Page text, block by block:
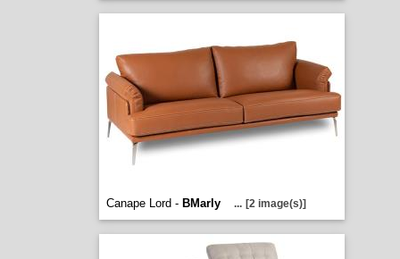
Canape Lord - BMarly ... [2 image(s)]